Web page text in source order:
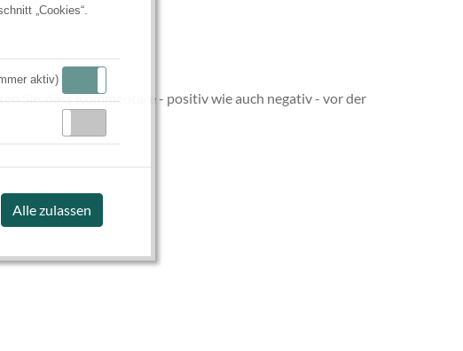
„Cookies“.
aktiv)
Alle zulassen
Sie, dass Kommentare - positiv wie auch negativ - vor der